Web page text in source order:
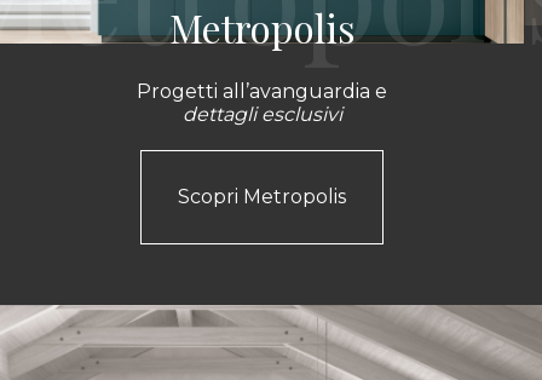
Metropolis
Progetti all’avanguardia e
dettagli esclusivi
Scopri Metropolis